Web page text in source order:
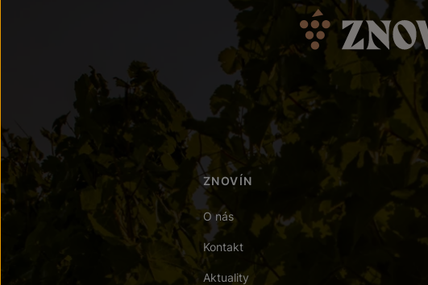
ZNOVÍN
O nás
Kontakt
Aktuality